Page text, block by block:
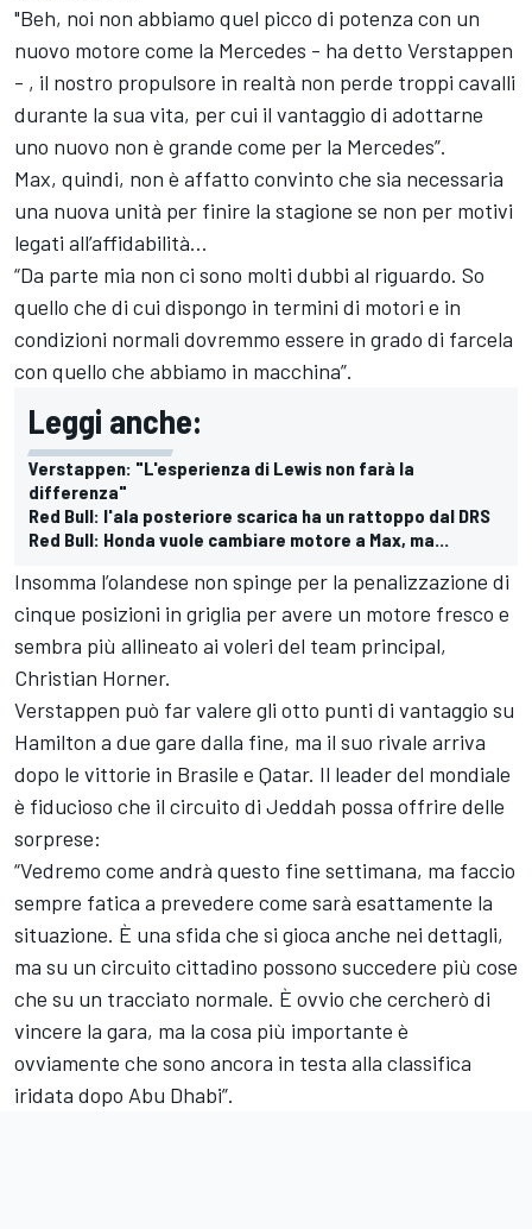
"Beh, noi non abbiamo quel picco di potenza con un
nuovo motore come la Mercedes - ha detto Verstappen
- , il nostro propulsore in realtà non perde troppi cavalli
durante la sua vita, per cui il vantaggio di adottarne
uno nuovo non è grande come per la Mercedes”.
Max, quindi, non è affatto convinto che sia necessaria
una nuova unità per finire la stagione se non per motivi
legati all’affidabilità…
“Da parte mia non ci sono molti dubbi al riguardo. So
quello che di cui dispongo in termini di motori e in
condizioni normali dovremmo essere in grado di farcela
con quello che abbiamo in macchina”.
Leggi anche:
Verstappen: "L'esperienza di Lewis non farà la
differenza"
Red Bull: l'ala posteriore scarica ha un rattoppo dal DRS
Red Bull: Honda vuole cambiare motore a Max, ma...
Insomma l’olandese non spinge per la penalizzazione di
cinque posizioni in griglia per avere un motore fresco e
sembra più allineato ai voleri del team principal,
Christian Horner.
Verstappen può far valere gli otto punti di vantaggio su
Hamilton a due gare dalla fine, ma il suo rivale arriva
dopo le vittorie in Brasile e Qatar. Il leader del mondiale
è fiducioso che il circuito di Jeddah possa offrire delle
sorprese:
“Vedremo come andrà questo fine settimana, ma faccio
sempre fatica a prevedere come sarà esattamente la
situazione. È una sfida che si gioca anche nei dettagli,
ma su un circuito cittadino possono succedere più cose
che su un tracciato normale. È ovvio che cercherò di
vincere la gara, ma la cosa più importante è
ovviamente che sono ancora in testa alla classifica
iridata dopo Abu Dhabi”.